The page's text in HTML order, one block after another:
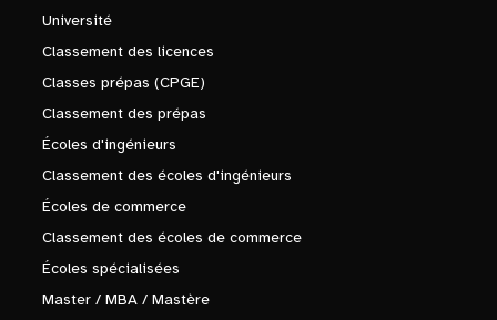
Université
Classement des licences
Classes prépas (CPGE)
Classement des prépas
Écoles d'ingénieurs
Classement des écoles d'ingénieurs
Écoles de commerce
Classement des écoles de commerce
Écoles spécialisées
Master / MBA / Mastère